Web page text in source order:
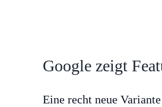
Google zeigt
Eine recht neue